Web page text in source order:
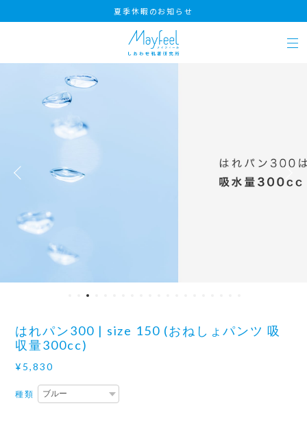
夏季休暇のお知らせ
はれパン300 | size 150 (おねしょパンツ 吸
収量300cc)
¥5,830
種類